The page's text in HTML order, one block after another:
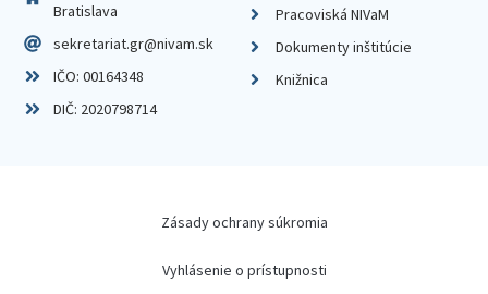
Bratislava
sekretariat.gr@nivam.sk
IČO: 00164348
DIČ: 2020798714
Pracoviská NIVaM
Dokumenty inštitúcie
Knižnica
Zásady ochrany súkromia
Vyhlásenie o prístupnosti